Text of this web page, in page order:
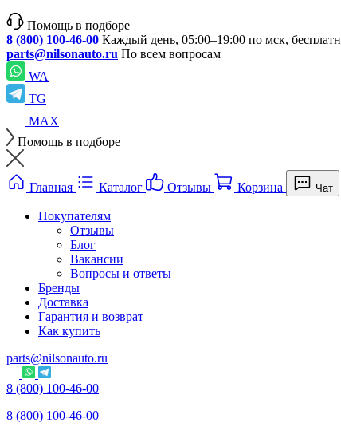
Помощь в подборе
8 (800) 100-46-00 Каждый день, 05:00–19:00 по мск,
parts@nilsonauto.ru По всем вопросам
WA
TG
MAX
Помощь в подборе
Главная Каталог Отзывы Корзина Чат
Покупателям
Отзывы
Блог
Вакансии
Вопросы и ответы
Бренды
Доставка
Гарантия и возврат
Как купить
parts@nilsonauto.ru
8 (800) 100-46-00
8 (800) 100-46-00